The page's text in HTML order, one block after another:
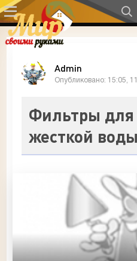
Admin
Опубликовано: 15:05,
Фильтры для
жесткой воды